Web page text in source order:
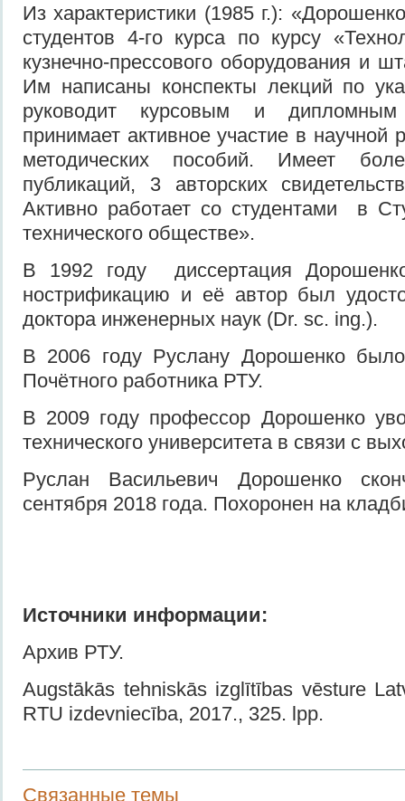
Из характеристики (1985 г.):
студентов 4-го курса по курсу
кузнечно-прессового оборудования и
Им написаны конспекты лекций по
руководит курсовым и дипломным
принимает активное участие в научной
методических пособий. Имеет
публикаций, 3 авторских
Активно работает со студентами в
технического обществе».
В 1992 году диссертация
нострификацию и её автор был
доктора инженерных наук (Dr. sc. ing.).
В 2006 году Руслану Дорошенко
Почётного работника РТУ.
В 2009 году профессор Дорошенко
технического университета в связи с
Руслан Васильевич Дорошенко
сентября 2018 года. Похоронен на
Источники информации:
Архив РТУ.
Augstākās tehniskās izglītības vēsture
RTU izdevniecība, 2017., 325. lpp.
Связанные темы